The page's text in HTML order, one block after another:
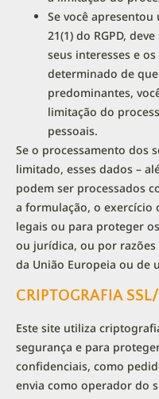
Se você
21(1) do RGPD,
seus interesses e
determinado de
predominantes,
limitação do
pessoais.
Se o processamento dos
limitado, esses dados –
podem ser processados
a formulação, o exercício
legais ou para proteger
ou jurídica, ou por
da União Europeia ou de
CRIPTOGRAFIA
Este site utiliza
segurança e para
confidenciais, como
envia como operador do